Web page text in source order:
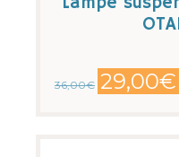
36,00€ 29,00€